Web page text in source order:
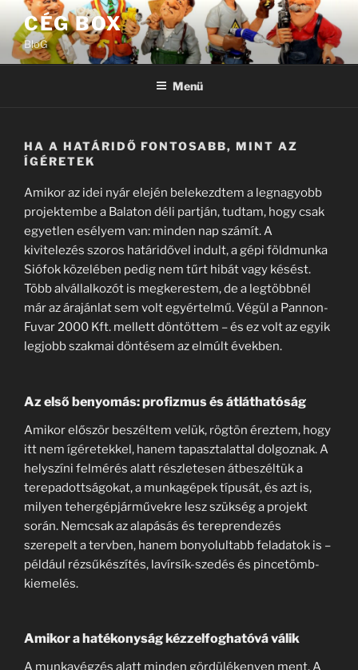
Tartalomhoz
CÉG BOX
BloG
Menü
HA A HATÁRIDŐ FONTOSABB, MINT AZ
ÍGÉRETEK
Amikor az idei nyár elején belekezdtem a legnagyobb
projektembe a Balaton déli partján, tudtam, hogy csak
egyetlen esélyem van: minden nap számít. A
kivitelezés szoros határidővel indult, a gépi földmunka
Siófok közelében pedig nem tűrt hibát vagy késést.
Több alvállalkozót is megkerestem, de a legtöbbnél
már az árajánlat sem volt egyértelmű. Végül a Pannon-
Fuvar 2000 Kft. mellett döntöttem – és ez volt az egyik
legjobb szakmai döntésem az elmúlt években.
Az első benyomás: profizmus és átláthatóság
Amikor először beszéltem velük, rögtön éreztem, hogy
itt nem ígéretekkel, hanem tapasztalattal dolgoznak. A
helyszíni felmérés alatt részletesen átbeszéltük a
terepadottságokat, a munkagépek típusát, és azt is,
milyen tehergépjárművekre lesz szükség a projekt
során. Nemcsak az alapásás és tereprendezés
szerepelt a tervben, hanem bonyolultabb feladatok is –
például rézsűkészítés, lavírsík-szedés és pincetömb-
kiemelés.
Amikor a hatékonyság kézzelfoghatóvá válik
A munkavégzés alatt minden gördülékenyen ment. A